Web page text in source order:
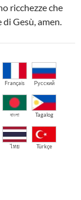
ricchezze che
Gesù, amen.
Français Русский
বাংলা Tagalog
ไทย Türkçe